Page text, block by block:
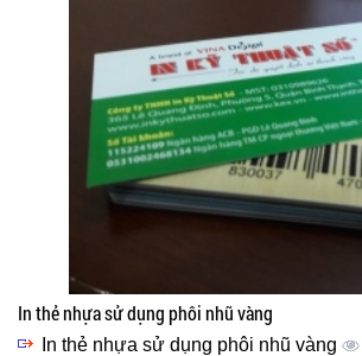
In thẻ nhựa sử dụng phôi nhũ vàng
In thẻ nhựa sử dụng phôi nhũ vàng